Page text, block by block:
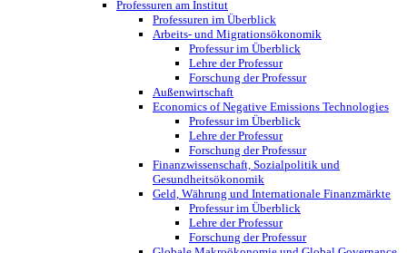
Professuren am Institut
Professuren im Überblick
Arbeits- und Migrationsökonomik
Professur im Überblick
Lehre der Professur
Forschung der Professur
Außenwirtschaft
Economics of Negative Emissions Technologies
Professur im Überblick
Lehre der Professur
Forschung der Professur
Finanzwissenschaft, Sozialpolitik und
Gesundheitsökonomik
Geld, Währung und Internationale Finanzmärkte
Professur im Überblick
Lehre der Professur
Forschung der Professur